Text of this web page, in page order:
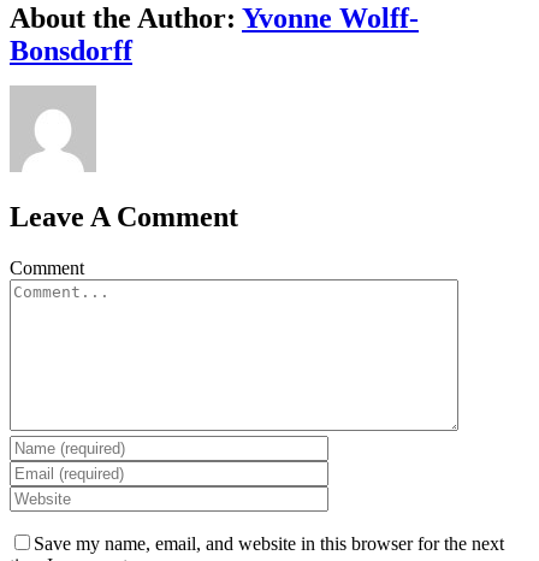
About the Author: Yvonne Wolff-
Bonsdorff
Leave A Comment
Comment
Save my name, email, and website in this browser for the next